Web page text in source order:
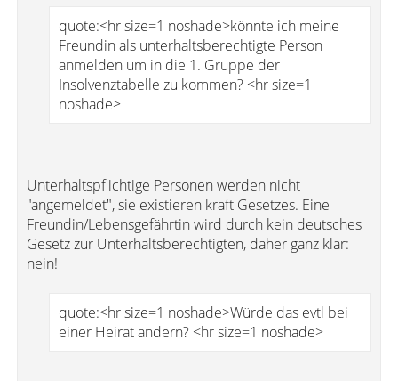
quote:<hr size=1 noshade>könnte ich meine
Freundin als unterhaltsberechtigte Person
anmelden um in die 1. Gruppe der
Insolvenztabelle zu kommen? <hr size=1
noshade>
Unterhaltspflichtige Personen werden nicht
"angemeldet", sie existieren kraft Gesetzes. Eine
Freundin/Lebensgefährtin wird durch kein deutsches
Gesetz zur Unterhaltsberechtigten, daher ganz klar:
nein!
quote:<hr size=1 noshade>Würde das evtl bei
einer Heirat ändern? <hr size=1 noshade>